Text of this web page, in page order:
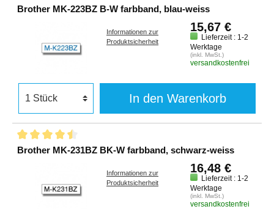
Brother MK-223BZ B-W farbband, blau-weiss
Informationen zur
Produktsicherheit
15,67 €
Lieferzeit : 1-2
Werktage
(inkl. MwSt.)
versandkostenfrei
In den Warenkorb
Brother MK-231BZ BK-W farbband, schwarz-weiss
Informationen zur
Produktsicherheit
16,48 €
Lieferzeit : 1-2
Werktage
(inkl. MwSt.)
versandkostenfrei